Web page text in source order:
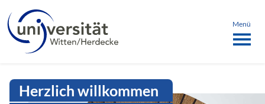
Intranet Uni WH | Login
Menü
Sprachmenü
schließen
Herzlich willkommen